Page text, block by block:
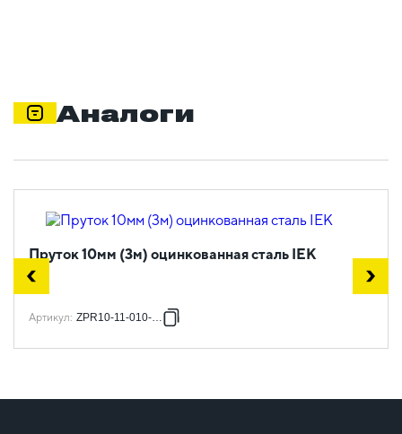
Аналоги
Пруток 10мм (3м) оцинкованная сталь IEK
Артикул: ZPR10-11-010-003